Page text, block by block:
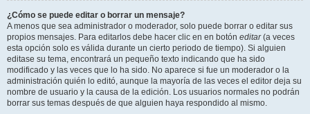
¿Cómo se puede editar o borrar un mensaje?
A menos que sea administrador o moderador, solo puede borrar o editar sus
propios mensajes. Para editarlos debe hacer clic en en botón editar(a veces
esta opción solo es válida durante un cierto periodo de tiempo). Si alguien
editase su tema, encontrará un pequeño texto indicando que ha sido
modificado y las veces que lo ha sido. No aparece si fue un moderador o la
administración quién lo editó, aunque la mayoría de las veces el editor deja su
nombre de usuario y la causa de la edición. Los usuarios normales no podrán
borrar sus temas después de que alguien haya respondido al mismo.